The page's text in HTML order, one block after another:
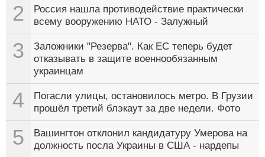
2
Россия нашла противодействие практически
всему вооружению НАТО - Залужный
3
Заложники "Резерва". Как ЕС теперь будет
отказывать в защите военнообязанным
украинцам
4
Погасли улицы, остановилось метро. В Грузии
прошёл третий блэкаут за две недели. Фото
5
Вашингтон отклонил кандидатуру Умерова на
должность посла Украины в США - нардепы